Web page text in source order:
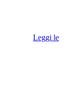
Leggi le